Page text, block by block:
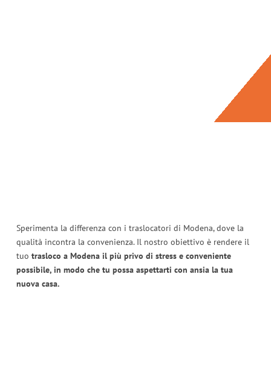
Sperimenta la differenza con i traslocatori di Modena, dove la
qualità incontra la convenienza. Il nostro obiettivo è rendere il
tuo trasloco a Modena il più privo di stress e conveniente
possibile, in modo che tu possa aspettarti con ansia la tua
nuova casa.